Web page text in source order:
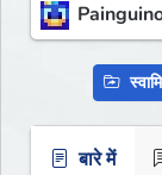
बारे में